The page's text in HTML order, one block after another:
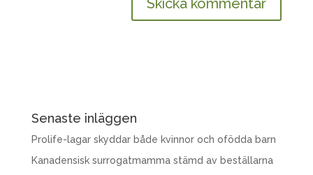
Senaste inläggen
Prolife-lagar skyddar både kvinnor och ofödda barn
Kanadensisk surrogatmamma stämd av beställarna